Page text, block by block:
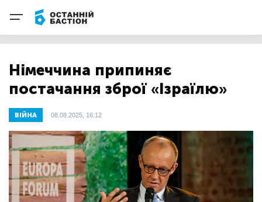
Німеччина припиняє
постачання зброї «Ізраїлю»
ВІЙНА 08.08.2025, 16:12